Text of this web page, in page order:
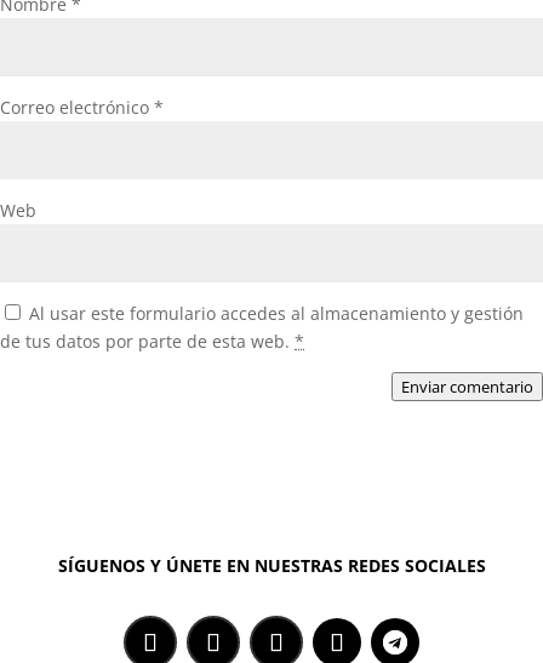
Nombre *
Correo electrónico *
Web
Al usar este formulario accedes al almacenamiento y gestión
de tus datos por parte de esta web. *
Enviar comentario
SÍGUENOS Y ÚNETE EN NUESTRAS REDES SOCIALES